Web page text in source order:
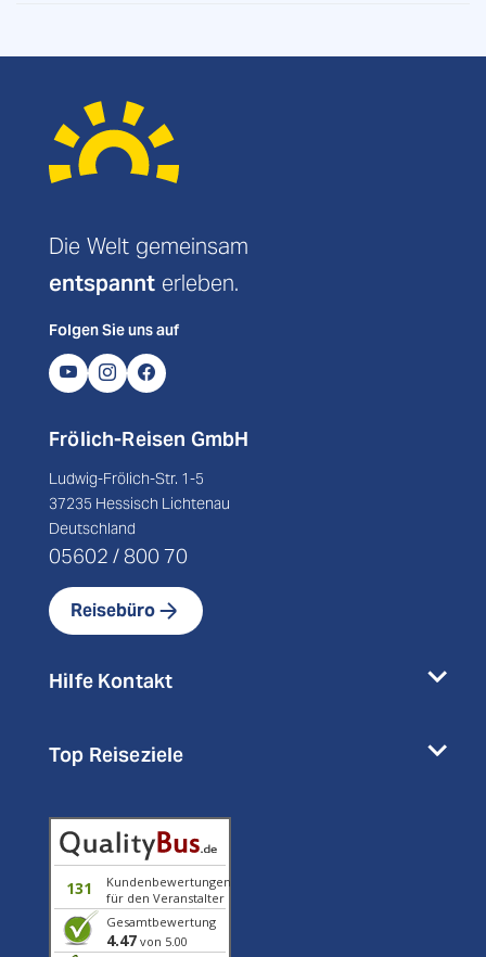
Die Welt gemeinsam
entspannt erleben.
Folgen Sie uns auf
Frölich-Reisen GmbH
Ludwig-Frölich-Str. 1-5
37235 Hessisch Lichtenau
Deutschland
05602 / 800 70
Reisebüro
Hilfe Kontakt
Top Reiseziele
131
Kundenbewertungen
für den Veranstalter
Gesamtbewertung
4.47 von 5.00